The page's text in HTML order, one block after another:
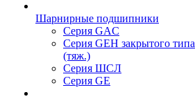
Шарнирные подшипники
Серия GAC
Серия GEH закрытого типа
(тяж.)
Серия ШСЛ
Серия GE